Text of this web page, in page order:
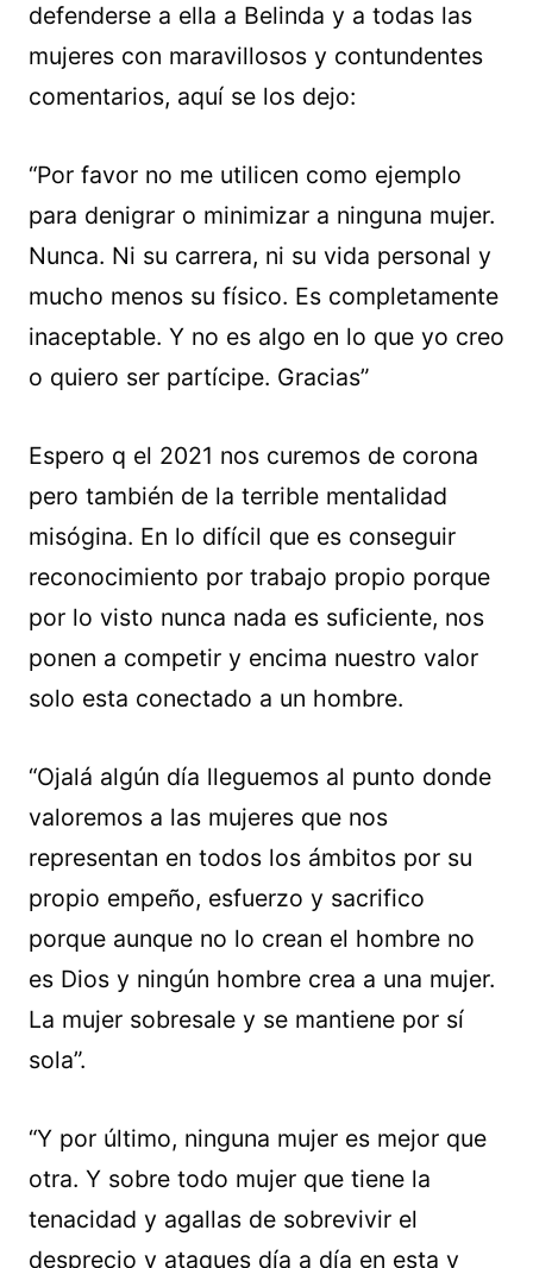
defenderse a ella a Belinda y a todas las
mujeres con maravillosos y contundentes
comentarios, aquí se los dejo:
“Por favor no me utilicen como ejemplo
para denigrar o minimizar a ninguna mujer.
Nunca. Ni su carrera, ni su vida personal y
mucho menos su físico. Es completamente
inaceptable. Y no es algo en lo que yo creo
o quiero ser partícipe. Gracias”
Espero q el 2021 nos curemos de corona
pero también de la terrible mentalidad
misógina. En lo difícil que es conseguir
reconocimiento por trabajo propio porque
por lo visto nunca nada es suficiente, nos
ponen a competir y encima nuestro valor
solo esta conectado a un hombre.
“Ojalá algún día lleguemos al punto donde
valoremos a las mujeres que nos
representan en todos los ámbitos por su
propio empeño, esfuerzo y sacrifico
porque aunque no lo crean el hombre no
es Dios y ningún hombre crea a una mujer.
La mujer sobresale y se mantiene por sí
sola”.
“Y por último, ninguna mujer es mejor que
otra. Y sobre todo mujer que tiene la
tenacidad y agallas de sobrevivir el
desprecio y ataques día a día en esta y